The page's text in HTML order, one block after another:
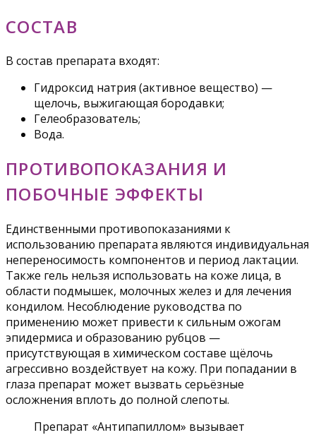
СОСТАВ
В состав препарата входят:
Гидроксид натрия (активное вещество) —
щелочь, выжигающая бородавки;
Гелеобразователь;
Вода.
ПРОТИВОПОКАЗАНИЯ И
ПОБОЧНЫЕ ЭФФЕКТЫ
Единственными противопоказаниями к
использованию препарата являются индивидуальная
непереносимость компонентов и период лактации.
Также гель нельзя использовать на коже лица, в
области подмышек, молочных желез и для лечения
кондилом. Несоблюдение руководства по
применению может привести к сильным ожогам
эпидермиса и образованию рубцов —
присутствующая в химическом составе щёлочь
агрессивно воздействует на кожу. При попадании в
глаза препарат может вызвать серьёзные
осложнения вплоть до полной слепоты.
Препарат «Антипапиллом» вызывает